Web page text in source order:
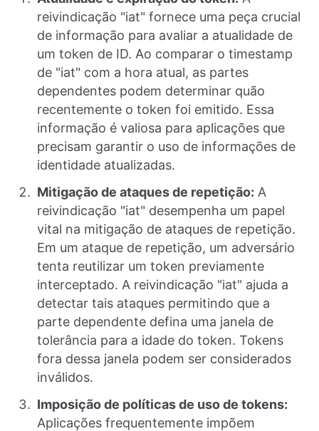
reivindicação "iat" fornece uma peça crucial
de informação para avaliar a atualidade de
um token de ID. Ao comparar o timestamp
de "iat" com a hora atual, as partes
dependentes podem determinar quão
recentemente o token foi emitido. Essa
informação é valiosa para aplicações que
precisam garantir o uso de informações de
identidade atualizadas.
Mitigação de ataques de repetição: A
reivindicação "iat" desempenha um papel
vital na mitigação de ataques de repetição.
Em um ataque de repetição, um adversário
tenta reutilizar um token previamente
interceptado. A reivindicação "iat" ajuda a
detectar tais ataques permitindo que a
parte dependente defina uma janela de
tolerância para a idade do token. Tokens
fora dessa janela podem ser considerados
inválidos.
Imposição de políticas de uso de tokens:
Aplicações frequentemente impõem